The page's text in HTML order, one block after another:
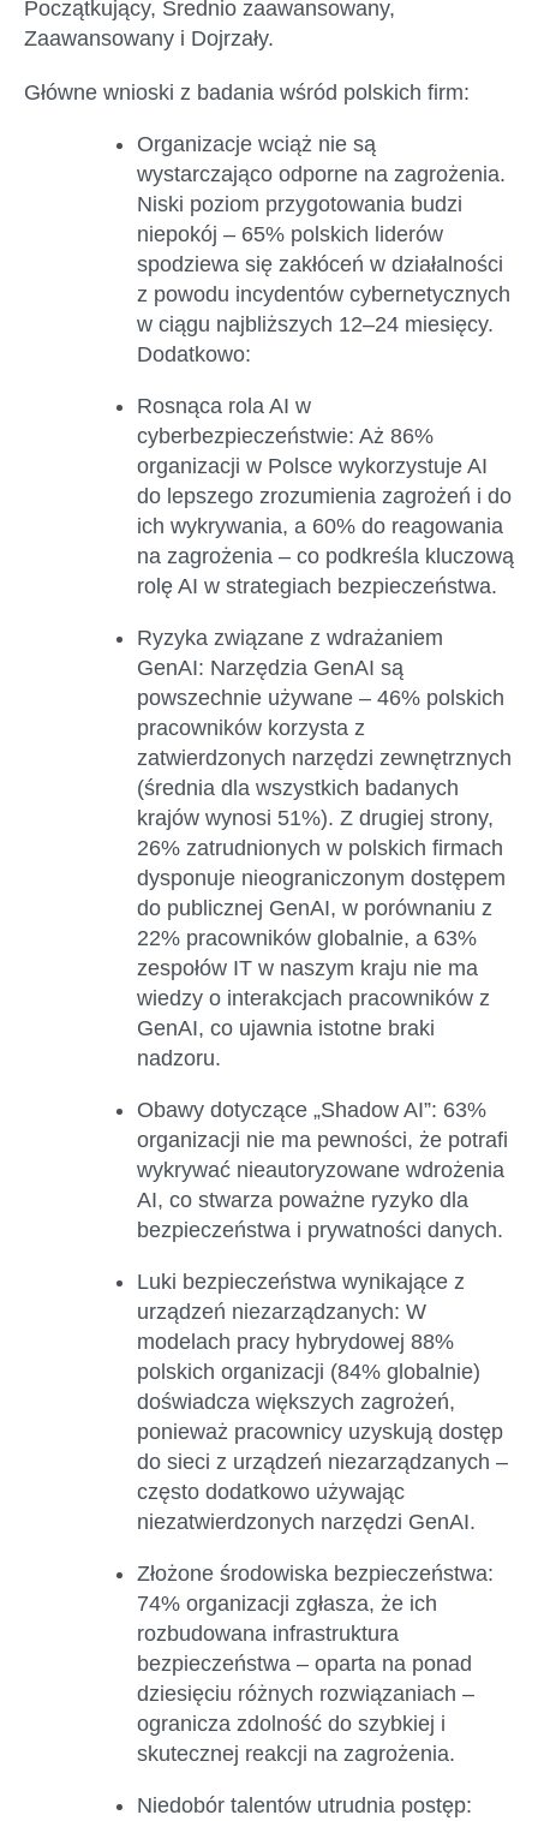
Początkujący, Średnio zaawansowany,
Zaawansowany i Dojrzały.
Główne wnioski z badania wśród polskich firm:
Organizacje wciąż nie są
wystarczająco odporne na zagrożenia.
Niski poziom przygotowania budzi
niepokój – 65% polskich liderów
spodziewa się zakłóceń w działalności
z powodu incydentów cybernetycznych
w ciągu najbliższych 12–24 miesięcy.
Dodatkowo:
Rosnąca rola AI w
cyberbezpieczeństwie: Aż 86%
organizacji w Polsce wykorzystuje AI
do lepszego zrozumienia zagrożeń i do
ich wykrywania, a 60% do reagowania
na zagrożenia – co podkreśla kluczową
rolę AI w strategiach bezpieczeństwa.
Ryzyka związane z wdrażaniem
GenAI: Narzędzia GenAI są
powszechnie używane – 46% polskich
pracowników korzysta z
zatwierdzonych narzędzi zewnętrznych
(średnia dla wszystkich badanych
krajów wynosi 51%). Z drugiej strony,
26% zatrudnionych w polskich firmach
dysponuje nieograniczonym dostępem
do publicznej GenAI, w porównaniu z
22% pracowników globalnie, a 63%
zespołów IT w naszym kraju nie ma
wiedzy o interakcjach pracowników z
GenAI, co ujawnia istotne braki
nadzoru.
Obawy dotyczące „Shadow AI”: 63%
organizacji nie ma pewności, że potrafi
wykrywać nieautoryzowane wdrożenia
AI, co stwarza poważne ryzyko dla
bezpieczeństwa i prywatności danych.
Luki bezpieczeństwa wynikające z
urządzeń niezarządzanych: W
modelach pracy hybrydowej 88%
polskich organizacji (84% globalnie)
doświadcza większych zagrożeń,
ponieważ pracownicy uzyskują dostęp
do sieci z urządzeń niezarządzanych –
często dodatkowo używając
niezatwierdzonych narzędzi GenAI.
Złożone środowiska bezpieczeństwa:
74% organizacji zgłasza, że ich
rozbudowana infrastruktura
bezpieczeństwa – oparta na ponad
dziesięciu różnych rozwiązaniach –
ogranicza zdolność do szybkiej i
skutecznej reakcji na zagrożenia.
Niedobór talentów utrudnia postęp: